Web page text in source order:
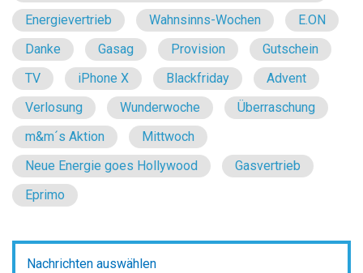
Energievertrieb
Wahnsinns-Wochen
E.ON
Danke
Gasag Provision
Gutschein
TV
iPhone X Blackfriday
Advent
Verlosung
Wunderwoche
Überraschung
m&m´s Aktion
Mittwoch
Neue Energie goes Hollywood
Gasvertrieb
Eprimo
Nachrichten auswählen